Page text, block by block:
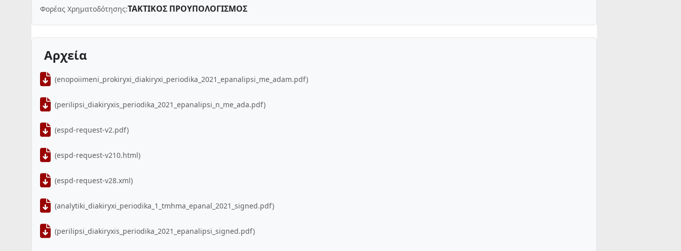
Φορέας Χρηματοδότησης:ΤΑΚΤΙΚΟΣ ΠΡΟΥΠΟΛΟΓΙΣΜΟΣ
Αρχεία
(enopoiimeni_prokiryxi_diakiryxi_periodika_2021_epanalipsi_me_adam.pdf)
(perilipsi_diakiryxis_periodika_2021_epanalipsi_n_me_ada.pdf)
(espd-request-v2.pdf)
(espd-request-v210.html)
(espd-request-v28.xml)
(analytiki_diakiryxi_periodika_1_tmhma_epanal_2021_signed.pdf)
(perilipsi_diakiryxis_periodika_2021_epanalipsi_signed.pdf)